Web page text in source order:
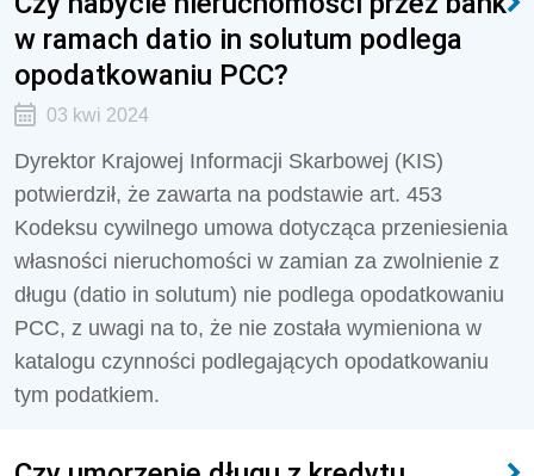
w ramach datio in solutum podlega
opodatkowaniu PCC?
03 kwi 2024
Dyrektor Krajowej Informacji Skarbowej (KIS)
potwierdził, że zawarta na podstawie art. 453
Kodeksu cywilnego umowa dotycząca przeniesienia
własności nieruchomości w zamian za zwolnienie z
długu (datio in solutum) nie podlega opodatkowaniu
PCC, z uwagi na to, że nie została wymieniona w
katalogu czynności podlegających opodatkowaniu
tym podatkiem.